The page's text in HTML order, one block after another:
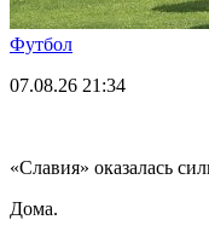
Футбол
07.08.26 21:34
«Славия» оказалась
Дома.